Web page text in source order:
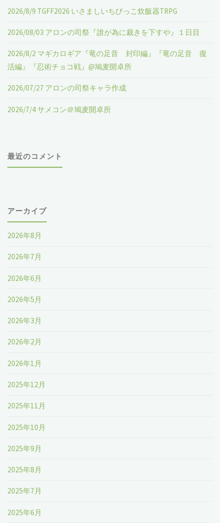
（日）
コ
イ
2026/8/9 TGFF2026 いさましいちびっこ炊飯器TRPG
2026/08/03 アロンの司祭『誰が為に裁きを下すや』１日目
2026/8/2 マギカロギア『竜の足音 封印編』『竜の足音 復
活編』『忍術チョコ戦』@鳩麦開卓所
2026/07/27 アロンの司祭キャラ作成
2026/7/4 サメコン＠鳩麦開卓所
最近のコメント
アーカイブ
2026年8月
2026年7月
2026年6月
2026年5月
2026年3月
2026年2月
2026年1月
2025年12月
2025年11月
2025年10月
2025年9月
2025年8月
2025年7月
2025年6月